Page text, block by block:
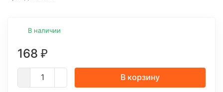
В наличии
168 ₽
В корзину